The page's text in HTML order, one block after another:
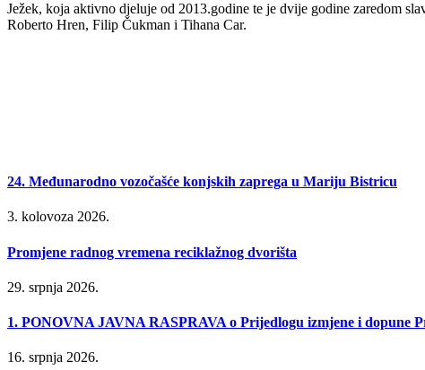
Ježek, koja aktivno djeluje od 2013.godine te je dvije godine zaredom
Roberto Hren, Filip Čukman i Tihana Car.
24. Međunarodno vozočašće konjskih zaprega u Mariju Bistricu
3. kolovoza 2026.
Promjene radnog vremena reciklažnog dvorišta
29. srpnja 2026.
1. PONOVNA JAVNA RASPRAVA o Prijedlogu izmjene i dopune
16. srpnja 2026.